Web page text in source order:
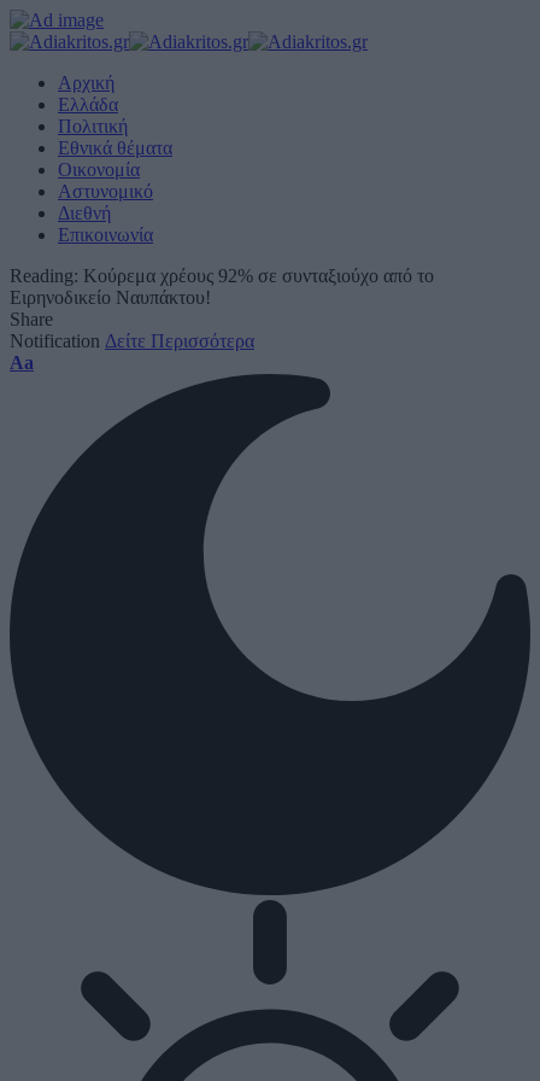
Αρχική
Ελλάδα
Πολιτική
Εθνικά θέματα
Οικονομία
Αστυνομικό
Διεθνή
Επικοινωνία
Reading: Κούρεμα χρέους 92% σε συνταξιούχο από το
Ειρηνοδικείο Ναυπάκτου!
Share
Notification Δείτε Περισσότερα
Font
Aa